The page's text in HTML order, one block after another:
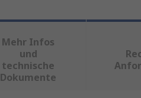
Mehr Infos
und
technische
Dokumente